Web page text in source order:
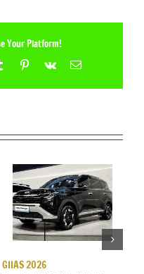
Your Platform!
TumblrPinterest
Vk Email
GIIAS 2026